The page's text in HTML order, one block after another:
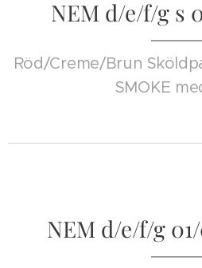
NEM d/e/f/g s
Röd/Creme/Brun
SMOKE
NEM d/e/f/g